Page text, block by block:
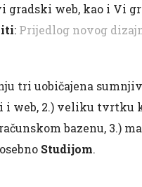
gradski web, kao i Vi
: Prijedlog novog
tri uobičajena
i web, 2.) veliku tvrtku
bazenu, 3.)
Studijom.